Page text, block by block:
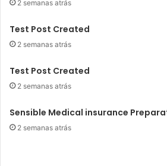
2 semanas atrás
Test Post Created
2 semanas atrás
Test Post Created
2 semanas atrás
Sensible Medical insurance
2 semanas atrás